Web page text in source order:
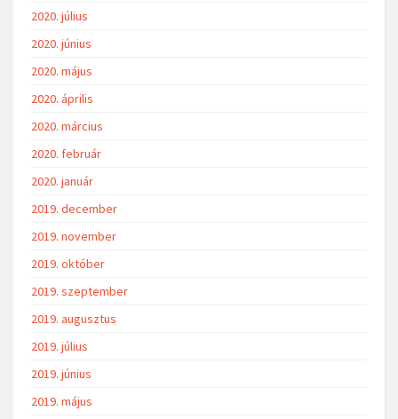
2020. július
2020. június
2020. május
2020. április
2020. március
2020. február
2020. január
2019. december
2019. november
2019. október
2019. szeptember
2019. augusztus
2019. július
2019. június
2019. május